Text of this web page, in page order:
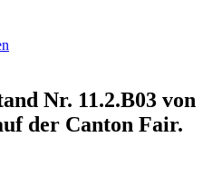
Nr. 11.2.B03 von
der Canton Fair.